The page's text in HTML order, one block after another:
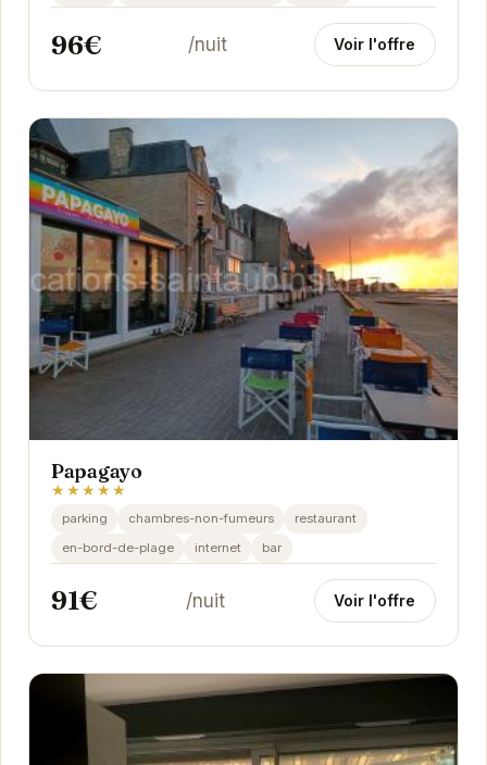
96€ /nuit Voir l'offre
Papagayo
★★★★★
parking chambres-non-fumeurs
restaurant
en-bord-de-plage
internet bar
91€ /nuit Voir l'offre